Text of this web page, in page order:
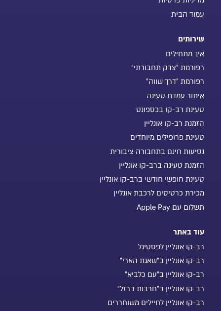
עמוד הבית
שירותים
איך מתחילים
רפורמת "צדק תחבורתי"
רפורמת "דרך שווה"
איתור עמדת טעינה
טעינת רב-קו בכספונט
הזמנת רב-קו אונליין
טעינת פרופילים מיוחדים
נסיעות חינם בתחבורה ציבורית
הזמנת טעינה ברב-קו אונליין
טעינת חופשי חודשי ברב-קו אונליין
מכירת כרטיסים לרכבת אונליין
תשלום עם Apple Pay
עוד באתר
רב-קו אונליין לפסטיגל
רב-קו אונליין ב"שאגת הארי"
רב-קו אונליין ב"עם כלביא"
רב-קו אונליין ב"חרבות ברזל"
רב-קו אונליין לחיילים משוחררים